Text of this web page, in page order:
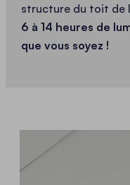
structure du toit de
6 à 14 heures de
que vous soyez !